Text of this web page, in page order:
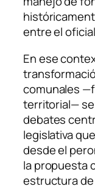
entre el
En ese
comunales
territorial—
debates
legislativa
desde el
la propuesta
estructura